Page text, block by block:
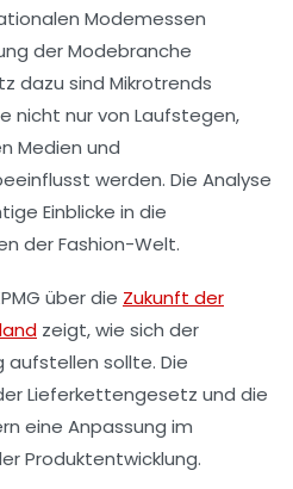
Modemessen
der Modebranche
dazu sind Mikrotrends
nicht nur von Laufstegen,
Medien und
werden. Die Analyse
Einblicke in die
der Fashion-Welt.
über die Zukunft der
zeigt, wie sich der
sollte. Die
Lieferkettengesetz und die
eine Anpassung im
Produktentwicklung.